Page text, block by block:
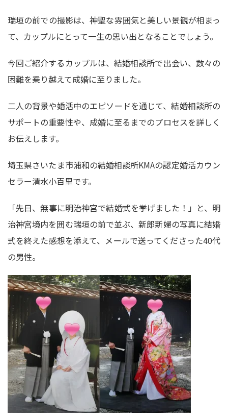
瑞垣の前での撮影は、神聖な雰囲気と美しい景観が相まっ
て、カップルにとって一生の思い出となることでしょう。
今回ご紹介するカップルは、結婚相談所で出会い、数々の
困難を乗り越えて成婚に至りました。
二人の背景や婚活中のエピソードを通じて、結婚相談所の
サポートの重要性や、成婚に至るまでのプロセスを詳しく
お伝えします。
埼玉県さいたま市浦和の結婚相談所KMAの認定婚活カウン
セラー清水小百里です。
「先日、無事に明治神宮で結婚式を挙げました！」と、明
治神宮境内を囲む瑞垣の前で並ぶ、新郎新婦の写真に結婚
式を終えた感想を添えて、メールで送ってくださった40代
の男性。